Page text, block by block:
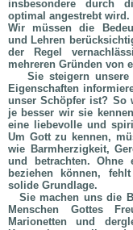
insbesondere durch
optimal angestrebt wird.
Wir müssen die
und Lehren
der Regel
mehreren Gründen von
Sie steigern
Eigenschaften
unser Schöpfer ist? So
je besser wir sie
eine liebevolle und
Um Gott zu kennen,
wie Barmherzigkeit,
und betrachten.
beziehen können,
solide Grundlage.
Sie machen uns die
Menschen Gottes
Marionetten und